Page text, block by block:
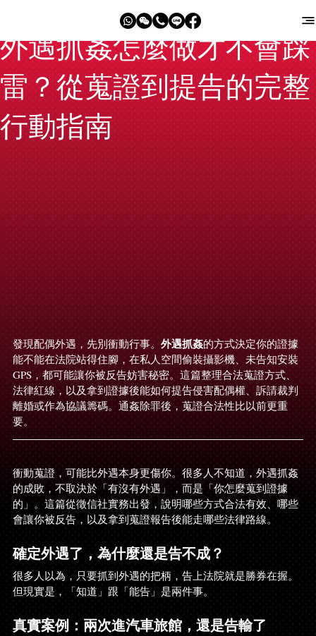
外遇抓姦怎麼做才不會踩
雷？從蒐證到提告的完整
行動指南
發現配偶外遇，先別衝動行事。 外遇抓姦的方式決定你的證據
能不能在法院站得住腳，在私人空間偷裝攝影機、未告知安裝
GPS，都可能讓你被反告妨害秘密。這篇整理合法蒐證方式、
法律紅線，以及拿到證據後能如何提告侵害配偶權、訴請裁判
離婚或作為協議籌碼。通姦除罪後，蒐證合法性比以前更重
要。
衝動蒐證，可能比外遇本身更傷你。很多人不知道，外遇抓姦
的成敗，不取決於「有沒有外遇」，而是「你怎麼蒐到證據
的」。這篇從徵信社實務出發，說明哪些方式合法有效、哪些
會讓你被反告，以及拿到蒐證報告後能走哪些法律路線。
確定外遇了，為什麼還是告不成？
很多人以為，只要抓到外遇的把柄，告上法院就是勝券在握。
但現實是，「知道」跟「能告」是兩件事。
真實案例：兩次進汽車旅館，還是告輸了